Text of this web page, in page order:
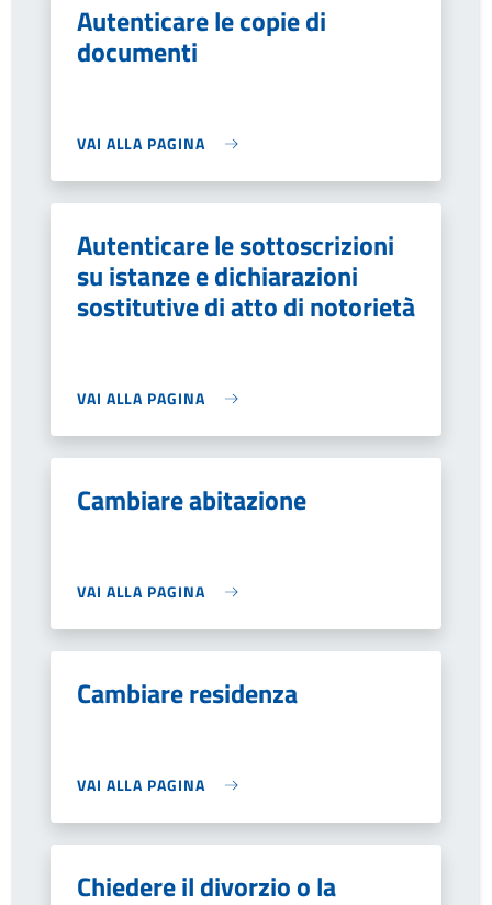
Autenticare le copie di
documenti
VAI ALLA PAGINA
Autenticare le sottoscrizioni
su istanze e dichiarazioni
sostitutive di atto di notorietà
VAI ALLA PAGINA
Cambiare abitazione
VAI ALLA PAGINA
Cambiare residenza
VAI ALLA PAGINA
Chiedere il divorzio o la